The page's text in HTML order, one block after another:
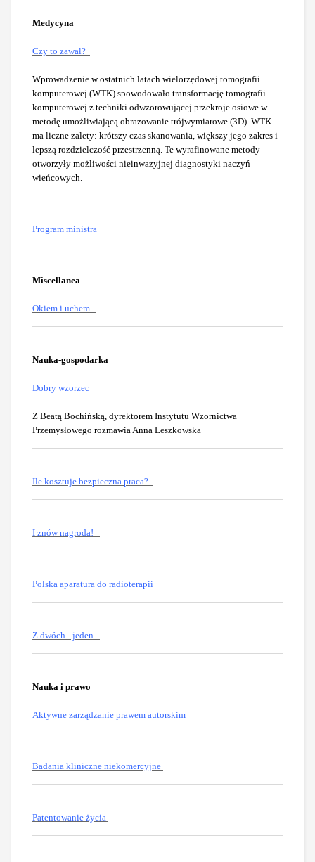
Medycyna
Czy to zawał?
Wprowadzenie w ostatnich latach wielorzędowej tomografii
komputerowej (WTK) spowodowało transformację tomografii
komputerowej z techniki odwzorowującej przekroje osiowe w
metodę umożliwiającą obrazowanie trójwymiarowe (3D). WTK
ma liczne zalety: krótszy czas skanowania, większy jego zakres i
lepszą rozdzielczość przestrzenną. Te wyrafinowane metody
otworzyły możliwości nieinwazyjnej diagnostyki naczyń
wieńcowych.
Program ministra
Miscellanea
Okiem i uchem
Nauka-gospodarka
Dobry wzorzec
Z Beatą Bochińską, dyrektorem Instytutu Wzornictwa
Przemysłowego rozmawia Anna Leszkowska
Ile kosztuje bezpieczna praca?
I znów nagroda!
Polska aparatura do radioterapii
Z dwóch - jeden
Nauka i prawo
Aktywne zarządzanie prawem autorskim
Badania kliniczne niekomercyjne
Patentowanie życia